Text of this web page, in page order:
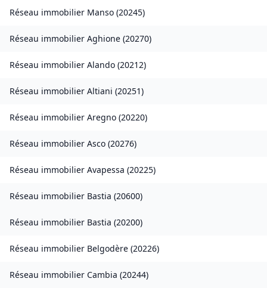
Réseau immobilier Manso (20245)
Réseau immobilier Aghione (20270)
Réseau immobilier Alando (20212)
Réseau immobilier Altiani (20251)
Réseau immobilier Aregno (20220)
Réseau immobilier Asco (20276)
Réseau immobilier Avapessa (20225)
Réseau immobilier Bastia (20600)
Réseau immobilier Bastia (20200)
Réseau immobilier Belgodère (20226)
Réseau immobilier Cambia (20244)